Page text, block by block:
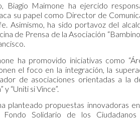
Maimone ha ejercido
su papel como Director de
Asimismo, ha sido portavoz del
de Prensa de la Asociación
ha promovido iniciativas como
el foco en la integración, la
de asociaciones orientadas a la
“Uniti si Vince”.
planteado propuestas innovadoras
Fondo Solidario de los